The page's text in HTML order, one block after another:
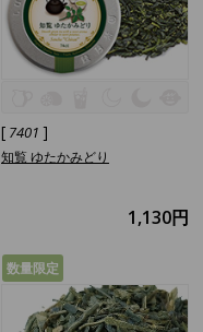
[ 7401 ]
知覧 ゆたかみどり
1,130円
数量限定